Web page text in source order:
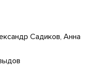
Садиков, Анна